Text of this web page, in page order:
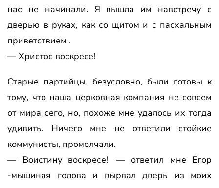
нас не начинали. Я вышла им навстречу с
дверью в руках, как со щитом и с пасхальным
приветствием .
— Христос воскресе!
Старые партийцы, безусловно, были готовы к
тому, что наша церковная компания не совсем
от мира сего, но, похоже мне удалось их тогда
удивить. Ничего мне не ответили стойкие
коммунисты, промолчали.
— Воистину воскресе!, — ответил мне Егор
-мышиная голова и вырвал дверь из моих